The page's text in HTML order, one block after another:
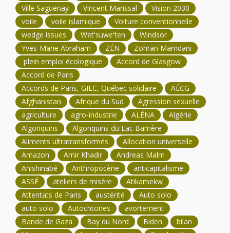
Ville Saguenay
Vincent Marissal
Vision 2030
voile
voile islamique
Voiture conventionnelle
wedge issues
Wet'suwe'ten
Windsor
Yves-Marie Abraham
ZÉN
Zohran Mamdani
plein emploi écologique
Accord de Glasgow
Accord de Paris
Accords de Paris, GIEC, Québec solidaire
AÉCG
Afghanistan
Afrique du Sud
Agression sexuelle
agriculture
agro-industrie ALÉNA
Algérie
Algonquins
Algonquins du Lac Barrière
Aliments ultratransformés
Allocation universelle
Amazon
Amir Khadir
Andreas Malm
Anishinabé
Anthropocène
anticapitalisme
ASSÉ
ateliers de misère
Atikamekw
Attentats de Paris
austérité
Auto solo
auto solo
Autochtones
avortement
Bande de Gaza
Bay du Nord Biden
bilan